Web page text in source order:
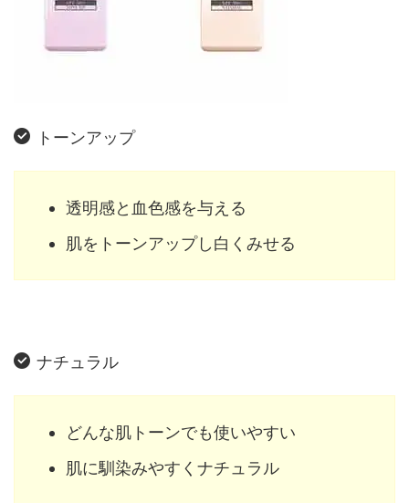
トーンアップ
透明感と血色感を与える
肌をトーンアップし白くみせる
ナチュラル
どんな肌トーンでも使いやすい
肌に馴染みやすくナチュラル